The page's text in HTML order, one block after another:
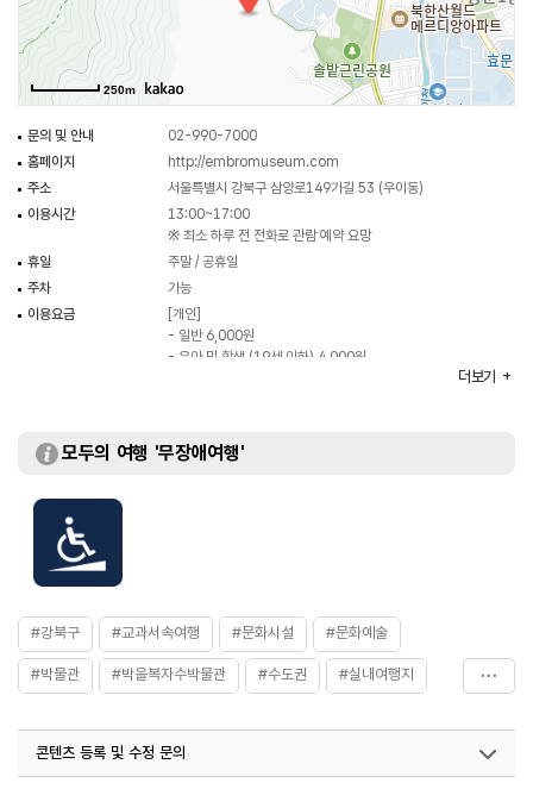
있다. 박물관 관람 전 전화로 사전 예약이 필요하므로 방문하기 전 전화 문의 후
관람하면 된다.
250m
문의 및 안내
02-990-7000
홈페이지
http://embromuseum.com
주소
서울특별시 강북구 삼양로149가길 53 (우이동)
이용시간
13:00~17:00
※ 최소 하루 전 전화로 관람 예약 요망
휴일
주말 / 공휴일
주차
가능
이용요금
[개인]
- 일반 6,000원
- 유아 및 학생 (19세 이하) 4,000원
화장실
있음
더보기
모두의 여행 '무장애여행'
#강북구 #교과서속여행 #문화시설 #문화예술
#박물관 #박을복자수박물관 #수도권 #실내여행지
#전시 #전시관 #전통문화
콘텐츠 등록 및 수정 문의